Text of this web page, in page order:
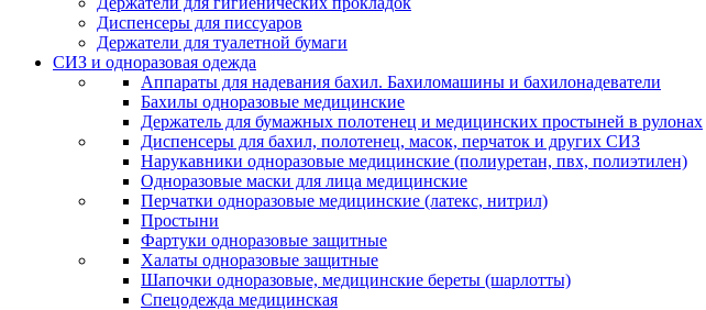
Диспенсеры для писсуаров
Держатели для туалетной бумаги
СИЗ и одноразовая одежда
Аппараты для надевания бахил. Бахиломашины и бахилонадеватели
Бахилы одноразовые медицинские
Держатель для бумажных полотенец и медицинских простыней в рулонах
Диспенсеры для бахил, полотенец, масок, перчаток и других СИЗ
Нарукавники одноразовые медицинские (полиуретан, пвх, полиэтилен)
Одноразовые маски для лица медицинские
Перчатки одноразовые медицинские (латекс, нитрил)
Простыни
Фартуки одноразовые защитные
Халаты одноразовые защитные
Шапочки одноразовые, медицинские береты (шарлотты)
Спецодежда медицинская